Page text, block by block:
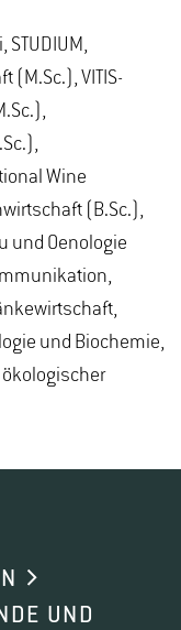
(M.Sc.), VITIS-
Wine
(B.Sc.),
und Oenologie
und Biochemie,
UND